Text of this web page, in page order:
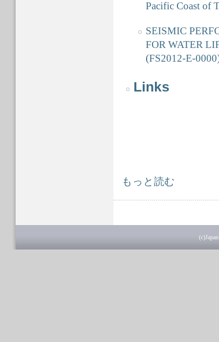
Pacific Coast of
SEISMIC
FOR WATER
(FS2012-E-
Links
Great East Japan Earthquake, Japan,
もっと読む